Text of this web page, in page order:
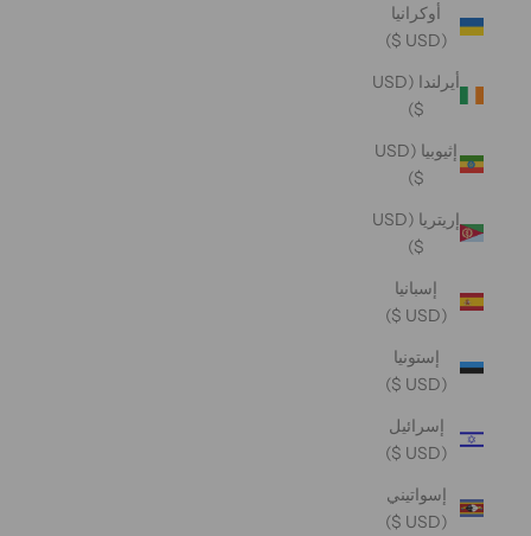
أوكرانيا
(USD $)
أيرلندا (USD
$)
إثيوبيا (USD
$)
إريتريا (USD
$)
إسبانيا
(USD $)
إستونيا
(USD $)
إسرائيل
(USD $)
إسواتيني
(USD $)